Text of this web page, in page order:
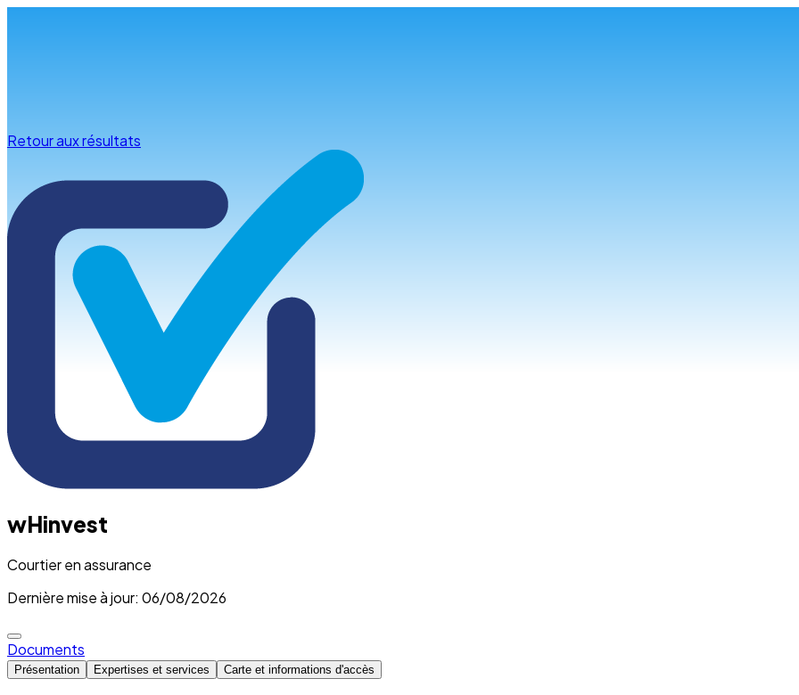
Retour aux résultats
wHinvest
Courtier en assurance
Dernière mise à jour: 06/08/2026
Documents
Présentation Expertises et services Carte et informations d'accès